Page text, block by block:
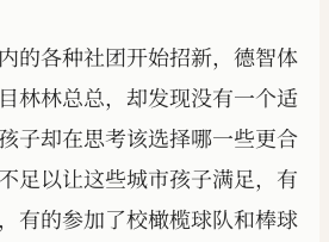
的各种社团开始招新，德智体
林林总总，却发现没有一个适
子却在思考该选择哪一些更合
足以让这些城市孩子满足，有
有的参加了校橄榄球队和棒球